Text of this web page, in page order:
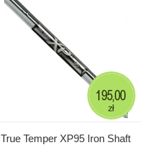
True Temper XP95 Iron Shaft
195,00
zł